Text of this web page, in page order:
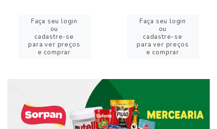
Faça seu login
ou
cadastre-se
para ver preços
e comprar
Faça seu login
ou
cadastre-se
para ver preços
e comprar